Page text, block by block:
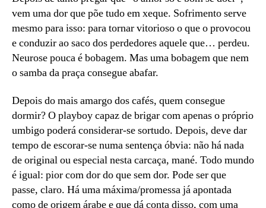
vem uma dor que põe tudo em xeque. Sofrimento serve
mesmo para isso: para tornar vitorioso o que o provocou
e conduzir ao saco dos perdedores aquele que… perdeu.
Neurose pouca é bobagem. Mas uma bobagem que nem
o samba da praça consegue abafar.
Depois do mais amargo dos cafés, quem consegue
dormir? O playboy capaz de brigar com apenas o próprio
umbigo poderá considerar-se sortudo. Depois, deve dar
tempo de escorar-se numa sentença óbvia: não há nada
de original ou especial nesta carcaça, mané. Todo mundo
é igual: pior com dor do que sem dor. Pode ser que
passe, claro. Há uma máxima/promessa já apontada
como de origem árabe e que dá conta disso, com uma